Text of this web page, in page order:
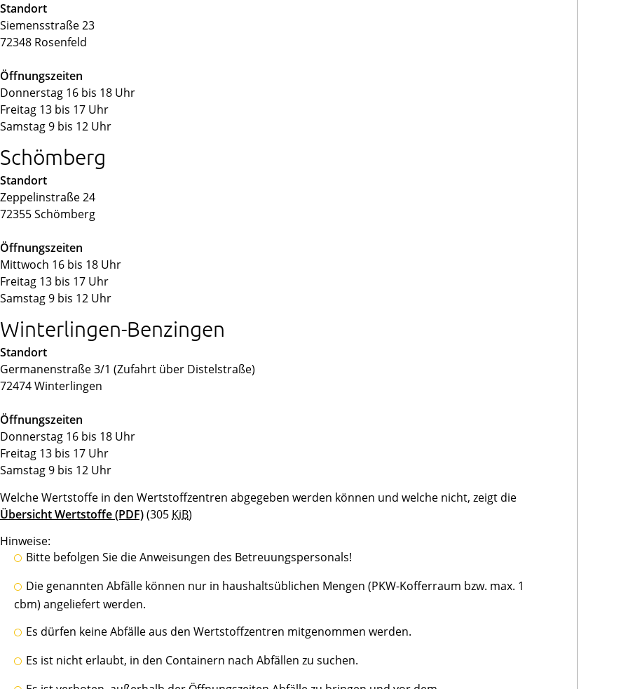
Standort
Siemensstraße 23
72348 Rosenfeld
Öffnungszeiten
Donnerstag 16 bis 18 Uhr
Freitag 13 bis 17 Uhr
Samstag 9 bis 12 Uhr
Schömberg
Standort
Zeppelinstraße 24
72355 Schömberg
Öffnungszeiten
Mittwoch 16 bis 18 Uhr
Freitag 13 bis 17 Uhr
Samstag 9 bis 12 Uhr
Winterlingen-Benzingen
Standort
Germanenstraße 3/1 (Zufahrt über Distelstraße)
72474 Winterlingen
Öffnungszeiten
Donnerstag 16 bis 18 Uhr
Freitag 13 bis 17 Uhr
Samstag 9 bis 12 Uhr
Welche Wertstoffe in den Wertstoffzentren abgegeben werden können und welche nicht, zeigt die
Übersicht Wertstoffe(PDF)(305 KiB)
Hinweise:
Bitte befolgen Sie die Anweisungen des Betreuungspersonals!
Die genannten Abfälle können nur in haushaltsüblichen Mengen (PKW-Kofferraum bzw. max. 1
cbm) angeliefert werden.
Es dürfen keine Abfälle aus den Wertstoffzentren mitgenommen werden.
Es ist nicht erlaubt, in den Containern nach Abfällen zu suchen.